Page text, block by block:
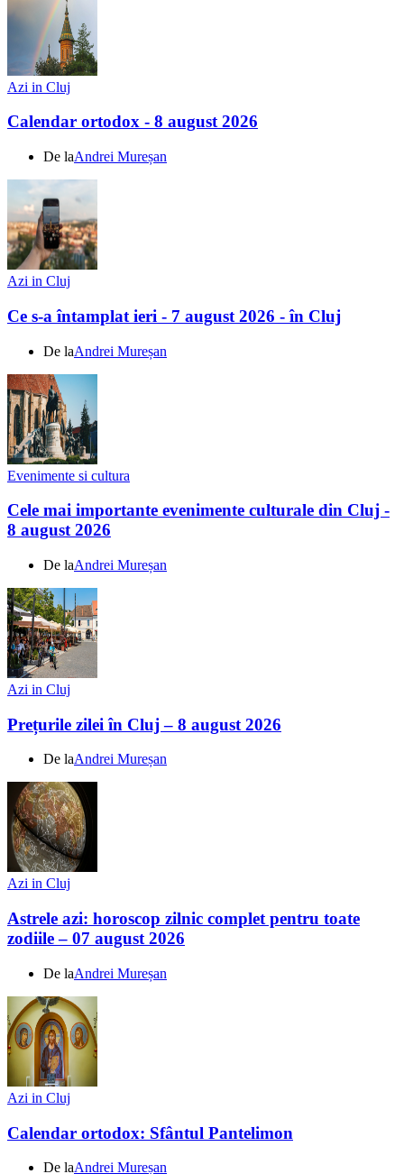
Azi in Cluj
Calendar ortodox - 8 august 2026
De laAndrei Mureșan
Azi in Cluj
Ce s-a întamplat ieri - 7 august 2026 - în Cluj
De laAndrei Mureșan
Evenimente si cultura
Cele mai importante evenimente culturale din Cluj -
8 august 2026
De laAndrei Mureșan
Azi in Cluj
Prețurile zilei în Cluj – 8 august 2026
De laAndrei Mureșan
Azi in Cluj
Astrele azi: horoscop zilnic complet pentru toate
zodiile – 07 august 2026
De laAndrei Mureșan
Azi in Cluj
Calendar ortodox: Sfântul Pantelimon
De laAndrei Mureșan